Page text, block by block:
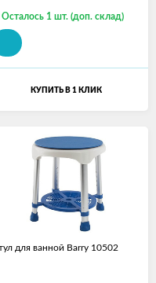
Осталось 1 шт. (доп. склад)
КУПИТЬ В 1 КЛИК
для ванной Barry 10502